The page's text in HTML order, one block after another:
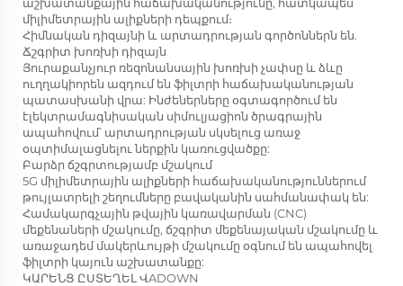
միլիմետրային ալիքների դեպքում։
Հիմնական դիզայնի և արտադրության գործոններն են.
Ճշգրիտ խոռխի դիզայն
Յուրաքանչյուր ռեզոնանսային խոռխի չափսը և ձևը
ուղղակիորեն ազդում են ֆիլտրի հաճախականության
պատասխանի վրա: Ինժեներները օգտագործում են
էլեկտրամագնիսական սիմուլյացիոն ծրագրային
ապահովում՝ արտադրության սկսելուց առաջ
օպտիմալացնելու ներքին կառուցվածքը:
Բարձր ճշգրտությամբ մշակում
5G միլիմետրային ալիքների հաճախականություններում
թույլատրելի շեղումները բավականին սահմանափակ են:
Համակարգչային թվային կառավարման (CNC)
մեքենաների մշակումը, ճշգրիտ մեքենայական մշակումը և
առաջադեմ մակերևույթի մշակումը օգնում են ապահովել
ֆիլտրի կայուն աշխատանքը:
ԿԱՐԵՆՑ ԸՍՏԵՂԵԼ ՎADOWN